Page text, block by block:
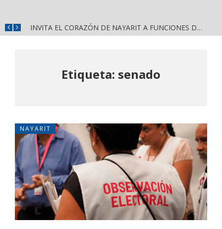
INVITA EL CORAZÓN DE NAYARIT A FUNCIONES DE CINE GRATUITAS EN LA CONCHA ACÚSTICA
Etiqueta: senado
NAYARIT